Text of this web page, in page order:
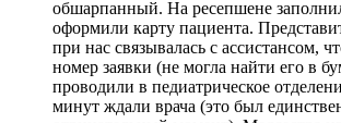
обшарпанный. На ресепшене
оформили карту пациента.
при нас связывалась с ассистансом,
номер заявки (не могла найти его в
проводили в педиатрическое
минут ждали врача (это был